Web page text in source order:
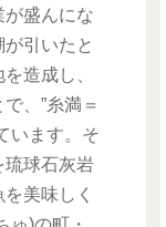
が盛んにな
引いたと
造成し、
、”糸満＝
います。そ
琉球石灰岩
美味しく